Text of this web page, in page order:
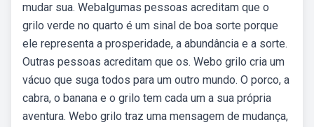
mudar sua. Webalgumas pessoas acreditam que o
grilo verde no quarto é um sinal de boa sorte porque
ele representa a prosperidade, a abundância e a sorte.
Outras pessoas acreditam que os. Webo grilo cria um
vácuo que suga todos para um outro mundo. O porco, a
cabra, o banana e o grilo tem cada um a sua própria
aventura. Webo grilo traz uma mensagem de mudança,